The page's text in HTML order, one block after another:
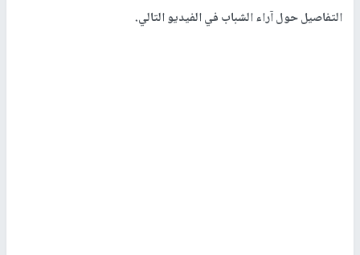
التفاصيل حول آراء الشباب في الفيديو التالي.